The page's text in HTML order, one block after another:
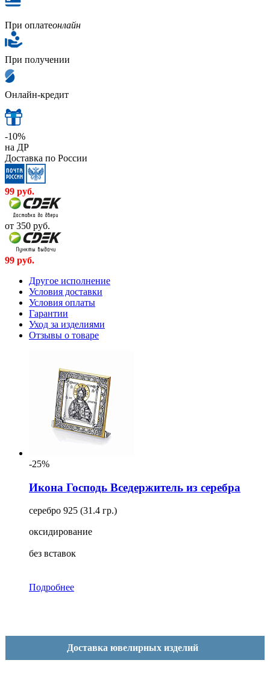
При оплатеонлайн
При получении
Онлайн-кредит
-10%
на ДР
Доставка по России
99 руб.
от 350 руб.
99 руб.
Другое исполнение
Условия доставки
Условия оплаты
Гарантии
Уход за изделиями
Отзывы о товаре
-25%
Икона Господь Вседержитель из серебра
серебро 925 (31.4 гр.)
оксидирование
без вставок
Подробнее
Доставка ювелирных изделий